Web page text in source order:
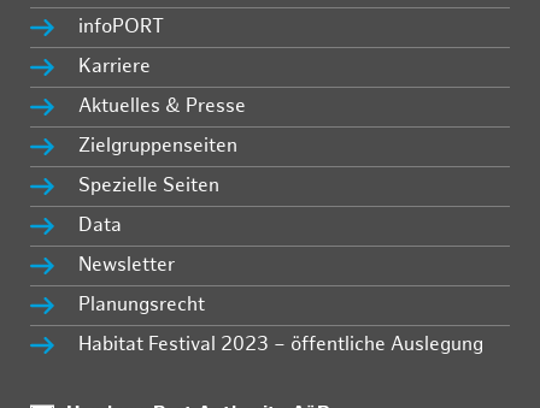
infoPORT
Karriere
Aktuelles & Presse
Zielgruppenseiten
Spezielle Seiten
Data
Newsletter
Planungsrecht
Habitat Festival 2023 – öffentliche Auslegung